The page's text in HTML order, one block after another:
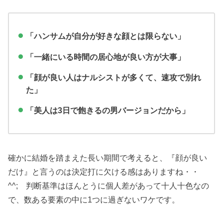
「ハンサムが自分が好きな顔とは限らない」
「一緒にいる時間の居心地が良い方が大事」
「顔が良い人はナルシストが多くて、速攻で別れ
た」
「美人は3日で飽きるの男バージョンだから」
確かに結婚を踏まえた長い期間で考えると、『顔が良い
だけ』と言うのは決定打に欠ける感はありますね・・
^^; 判断基準はほんとうに個人差があって十人十色なの
で、数ある要素の中に1つに過ぎないワケです。